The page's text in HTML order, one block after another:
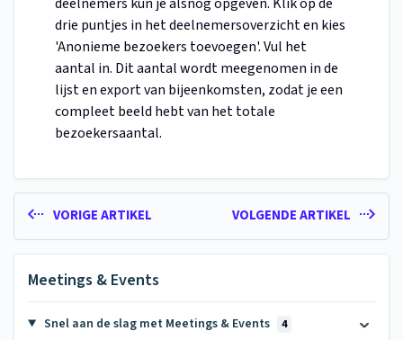
drie puntjes in het deelnemersoverzicht en kies
'Anonieme bezoekers toevoegen'. Vul het
aantal in. Dit aantal wordt meegenomen in de
lijst en export van bijeenkomsten, zodat je een
compleet beeld hebt van het totale
bezoekersaantal.
VORIGE ARTIKEL VOLGENDE ARTIKEL
Meetings & Events
Snel aan de slag met Meetings & Events 4